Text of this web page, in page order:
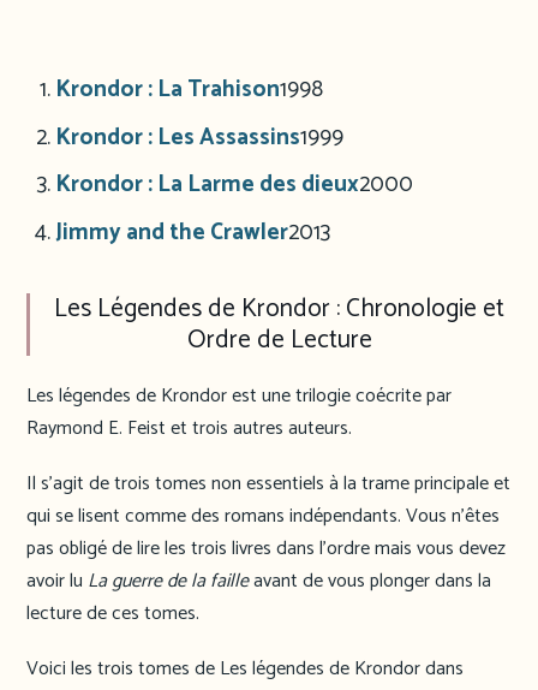
Krondor : La Trahison1998
Krondor : Les Assassins1999
Krondor : La Larme des dieux2000
Jimmy and the Crawler2013
Les Légendes de Krondor : Chronologie et
Ordre de Lecture
Les légendes de Krondor est une trilogie coécrite par
Raymond E. Feist et trois autres auteurs.
Il s’agit de trois tomes non essentiels à la trame principale et
qui se lisent comme des romans indépendants. Vous n’êtes
pas obligé de lire les trois livres dans l’ordre mais vous devez
avoir lu La guerre de la failleavant de vous plonger dans la
lecture de ces tomes.
Voici les trois tomes de Les légendes de Krondor dans